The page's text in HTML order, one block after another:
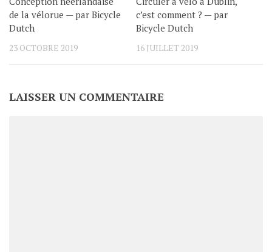
de la vélorue — par Bicycle
Dutch
23 OCTOBRE 2019
c’est comment ? — par
Bicycle Dutch
16 JUILLET 2019
LAISSER UN COMMENTAIRE